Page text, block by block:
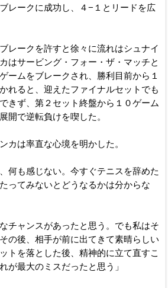
レークに成功し、４−１とリードを広
レークを許すと徐々に流れはシュナイ
はサービング・フォー・ザ・マッチと
ームをブレークされ、勝利目前から１
れると、迎えたファイナルセットでも
きず、第２セット終盤から１０ゲーム
開で逆転負けを喫した。
カは率直な心境を明かした。
何も感じない。今すぐテニスを辞めた
ってみないとどうなるかは分からな
チャンスがあったと思う。でも私はそ
の後、相手が前に出てきて素晴らしい
トを落とした後、精神的に立て直すこ
が最大のミスだったと思う」